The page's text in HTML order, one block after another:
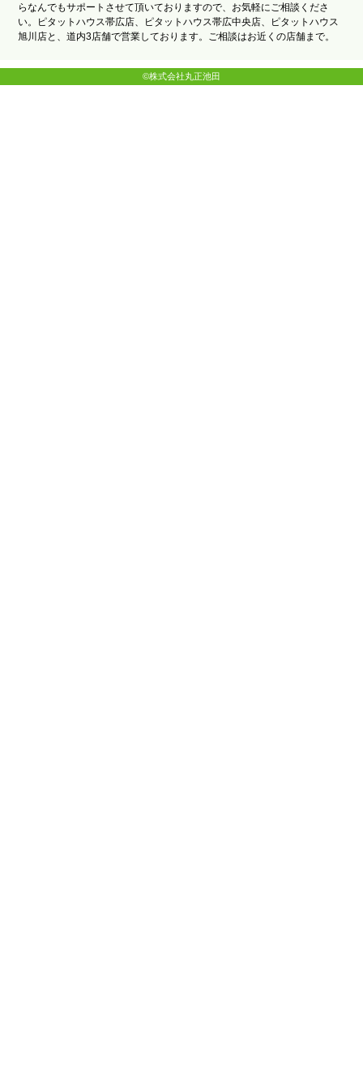
らなんでもサポートさせて頂いておりますので、お気軽にご相談くださ
い。ピタットハウス帯広店、ピタットハウス帯広中央店、ピタットハウス
旭川店と、道内3店舗で営業しております。ご相談はお近くの店舗まで。
©株式会社丸正池田